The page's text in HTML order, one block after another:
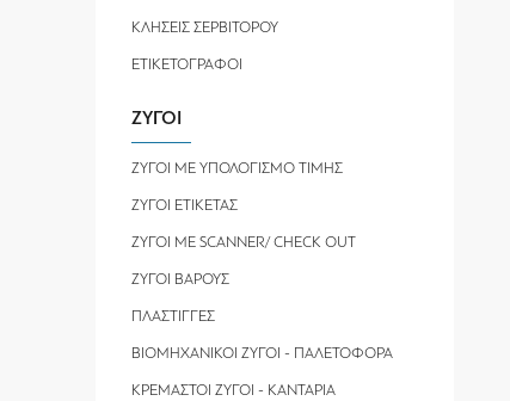
ΚΛΗΣΕΙΣ ΣΕΡΒΙΤΟΡΟΥ
ΕΤΙΚΕΤΟΓΡΑΦΟΙ
ΖΥΓΟΙ
ΖΥΓΟΙ ΜΕ ΥΠΟΛΟΓΙΣΜΟ ΤΙΜΗΣ
ΖΥΓΟΙ ΕΤΙΚΕΤΑΣ
ΖΥΓΟΙ ΜΕ SCANNER/ CHECK OUT
ΖΥΓΟΙ ΒΑΡΟΥΣ
ΠΛΑΣΤΙΓΓΕΣ
ΒΙΟΜΗΧΑΝΙΚΟΙ ΖΥΓΟΙ - ΠΑΛΕΤΟΦΟΡΑ
ΚΡΕΜΑΣΤΟΙ ΖΥΓΟΙ - ΚΑΝΤΑΡΙΑ